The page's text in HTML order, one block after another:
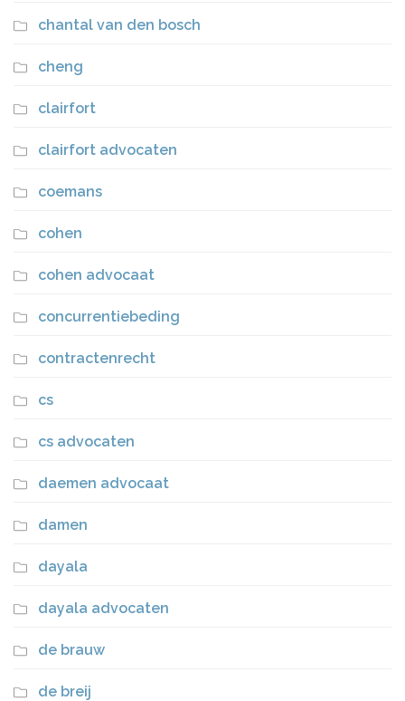
chantal van den bosch
cheng
clairfort
clairfort advocaten
coemans
cohen
cohen advocaat
concurrentiebeding
contractenrecht
cs
cs advocaten
daemen advocaat
damen
dayala
dayala advocaten
de brauw
de breij